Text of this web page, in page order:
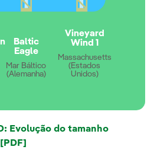
Baltic
Eagle
Mar Báltico
(Alemanha)
Vineyard
Wind 1
Massachusetts
(Estados
Unidos)
Evolução do tamanho